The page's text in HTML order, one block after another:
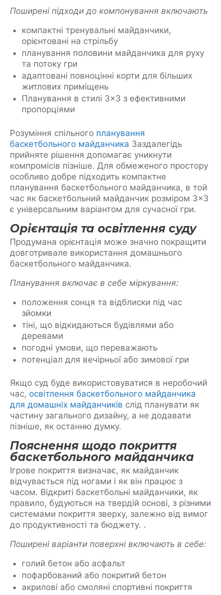
Поширені підходи до компонування включають
компактні тренувальні майданчики,
орієнтовані на стрільбу
планування половини майданчика для руху
та потоку гри
адаптовані повноцінні корти для більших
житлових приміщень
Планування в стилі 3×3 з ефективними
пропорціями
Розуміння спільного планування
баскетбольного майданчика Заздалегідь
прийняте рішення допомагає уникнути
компромісів пізніше. Для обмеженого простору
особливо добре підходить компактне
планування баскетбольного майданчика, в той
час як баскетбольний майданчик розміром 3×3
є універсальним варіантом для сучасної гри.
Орієнтація та освітлення суду
Продумана орієнтація може значно покращити
довготривале використання домашнього
баскетбольного майданчика.
Планування включає в себе міркування:
положення сонця та відблиски під час
зйомки
тіні, що відкидаються будівлями або
деревами
погодні умови, що переважають
потенціал для вечірньої або зимової гри
Якщо суд буде використовуватися в неробочий
час, освітлення баскетбольного майданчика
для домашніх майданчиків слід планувати як
частину загального дизайну, а не додавати
пізніше, як останню думку.
Пояснення щодо покриття
баскетбольного майданчика
Ігрове покриття визначає, як майданчик
відчувається під ногами і як він працює з
часом. Відкриті баскетбольні майданчики, як
правило, будуються на твердій основі, з різними
системами покриття зверху, залежно від вимог
до продуктивності та бюджету. .
Поширені варіанти поверхні включають в себе:
голий бетон або асфальт
пофарбований або покритий бетон
акрилові або смоляні спортивні покриття